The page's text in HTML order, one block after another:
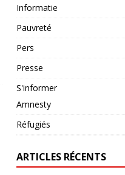
Informatie
Pauvreté
Pers
Presse
S'informer
Amnesty
Réfugiés
ARTICLES RÉCENTS